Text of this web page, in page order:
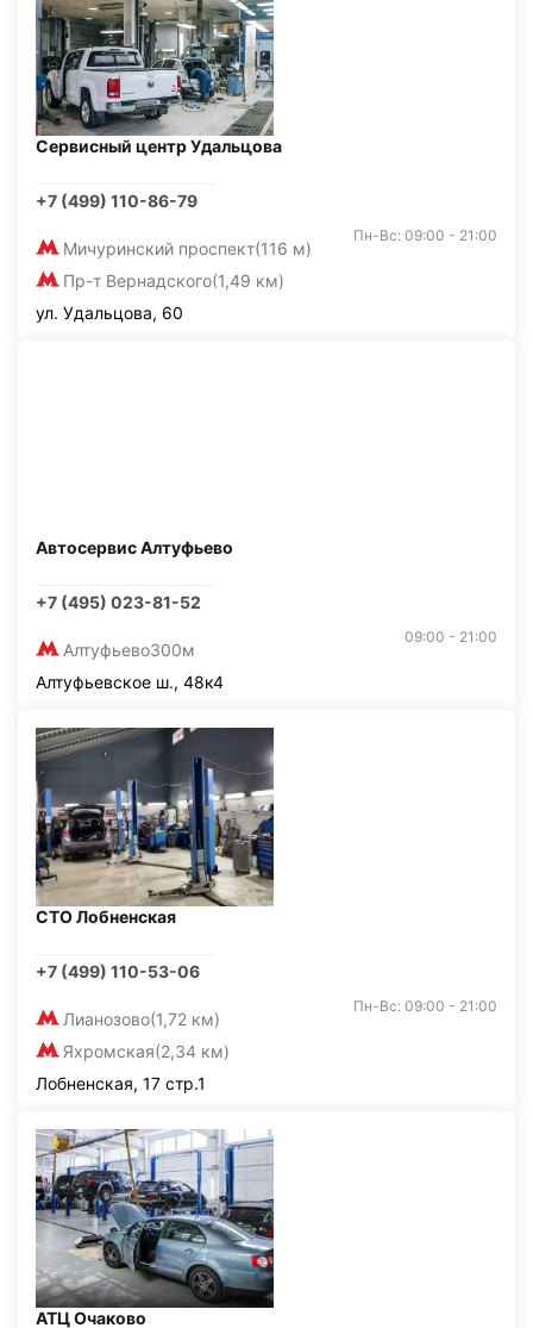
Сервисный центр Удальцова
+7 (499) 110-86-79
Мичуринский проспект(116 м)
Пр-т Вернадского(1,49 км)
Пн-Вс: 09:00 - 21:00
ул. Удальцова, 60
Автосервис Алтуфьево
+7 (495) 023-81-52
Алтуфьево300м
09:00 - 21:00
Алтуфьевское ш., 48к4
СТО Лобненская
+7 (499) 110-53-06
Лианозово(1,72 км)
Яхромская(2,34 км)
Пн-Вс: 09:00 - 21:00
Лобненская, 17 стр.1
АТЦ Очаково